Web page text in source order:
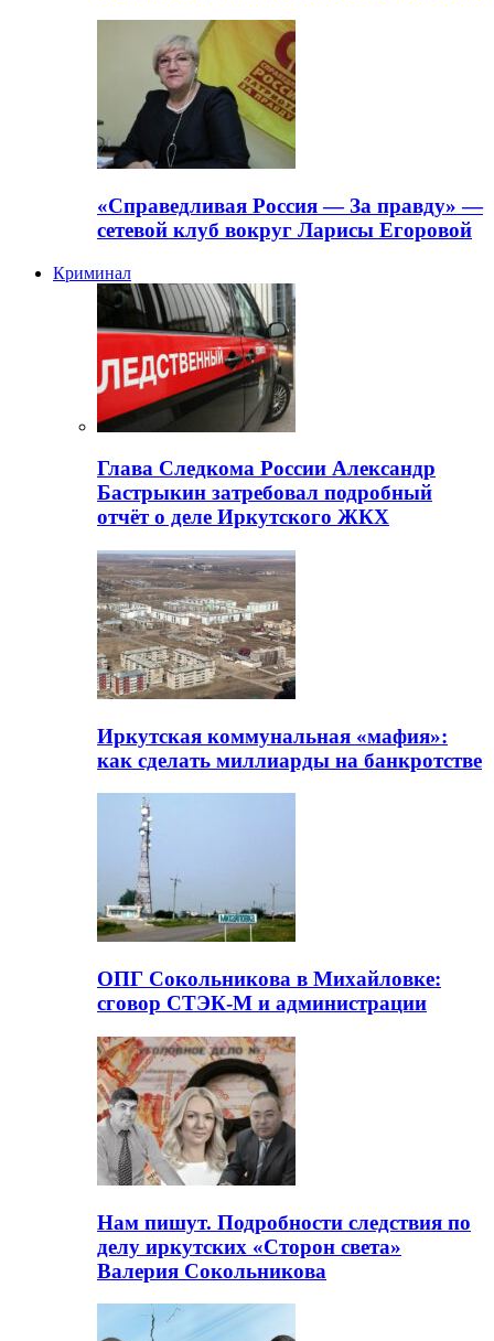
«Справедливая Россия — За правду» —
сетевой клуб вокруг Ларисы Егоровой
Криминал
Глава Следкома России Александр
Бастрыкин затребовал подробный
отчёт о деле Иркутского ЖКХ
Иркутская коммунальная «мафия»:
как сделать миллиарды на банкротстве
ОПГ Сокольникова в Михайловке:
сговор СТЭК-М и администрации
Нам пишут. Подробности следствия по
делу иркутских «Сторон света»
Валерия Сокольникова